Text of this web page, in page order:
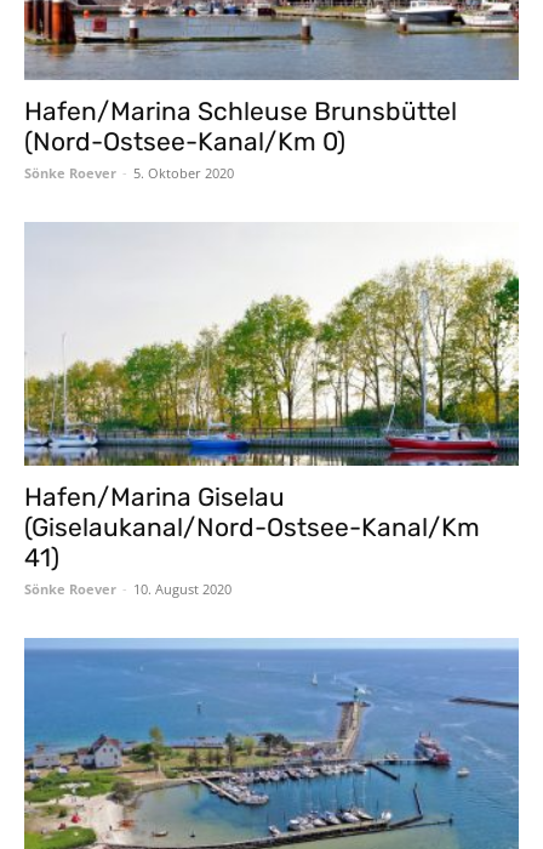
Hafen/Marina Schleuse Brunsbüttel
(Nord-Ostsee-Kanal/Km 0)
Sönke Roever - 5. Oktober 2020
Hafen/Marina Giselau
(Giselaukanal/Nord-Ostsee-Kanal/Km
41)
Sönke Roever - 10. August 2020